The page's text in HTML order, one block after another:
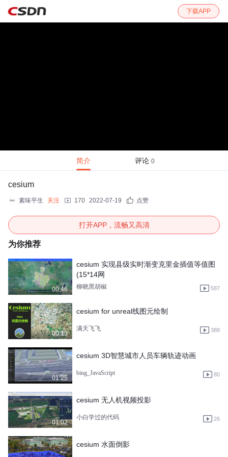
下载APP
简介 评论 0
cesium
素味平生 关注 170 2022-07-19 点赞
打开APP，流畅又高清
为你推荐
00:46
cesium 实现县级实时渐变克里金插值等值图
(15*14网
柳晓黑胡椒 587
00:13
cesium for unreal线图元绘制
满天飞飞 388
01:25
cesium 3D智慧城市人员车辆轨迹动画
bing_JavaScript 80
01:02
cesium 无人机视频投影
小白学过的代码 26
cesium 水面倒影